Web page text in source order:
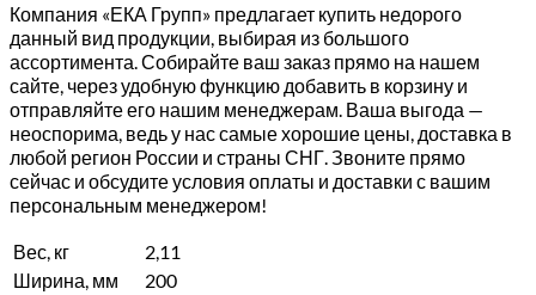
Компания «ЕКА Групп» предлагает купить недорого
данный вид продукции, выбирая из большого
ассортимента. Собирайте ваш заказ прямо на нашем
сайте, через удобную функцию добавить в корзину и
отправляйте его нашим менеджерам. Ваша выгода —
неоспорима, ведь у нас самые хорошие цены, доставка в
любой регион России и страны СНГ. Звоните прямо
сейчас и обсудите условия оплаты и доставки с вашим
персональным менеджером!
Вес, кг
2,11
Ширина, мм
200